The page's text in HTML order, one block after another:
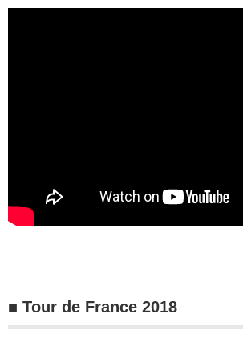
■ Tour de France 2018